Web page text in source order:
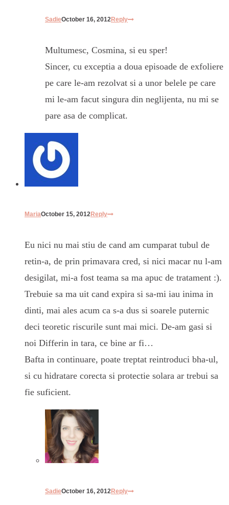
SadieOctober 16, 2012Reply
Multumesc, Cosmina, si eu sper!
Sincer, cu exceptia a doua episoade de exfoliere
pe care le-am rezolvat si a unor belele pe care
mi le-am facut singura din neglijenta, nu mi se
pare asa de complicat.
MariaOctober 15, 2012Reply
Eu nici nu mai stiu de cand am cumparat tubul de
retin-a, de prin primavara cred, si nici macar nu l-am
desigilat, mi-a fost teama sa ma apuc de tratament :).
Trebuie sa ma uit cand expira si sa-mi iau inima in
dinti, mai ales acum ca s-a dus si soarele puternic
deci teoretic riscurile sunt mai mici. De-am gasi si
noi Differin in tara, ce bine ar fi…
Bafta in continuare, poate treptat reintroduci bha-ul,
si cu hidratare corecta si protectie solara ar trebui sa
fie suficient.
SadieOctober 16, 2012Reply